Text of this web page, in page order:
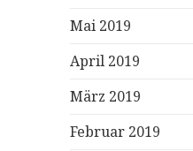
Mai 2019
April 2019
März 2019
Februar 2019